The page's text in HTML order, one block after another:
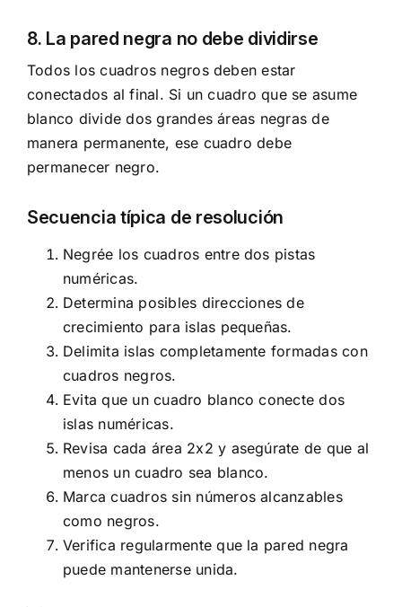
8. La pared negra no debe dividirse
Todos los cuadros negros deben estar
conectados al final. Si un cuadro que se asume
blanco divide dos grandes áreas negras de
manera permanente, ese cuadro debe
permanecer negro.
Secuencia típica de resolución
Negrée los cuadros entre dos pistas
numéricas.
Determina posibles direcciones de
crecimiento para islas pequeñas.
Delimita islas completamente formadas con
cuadros negros.
Evita que un cuadro blanco conecte dos
islas numéricas.
Revisa cada área 2x2 y asegúrate de que al
menos un cuadro sea blanco.
Marca cuadros sin números alcanzables
como negros.
Verifica regularmente que la pared negra
puede mantenerse unida.